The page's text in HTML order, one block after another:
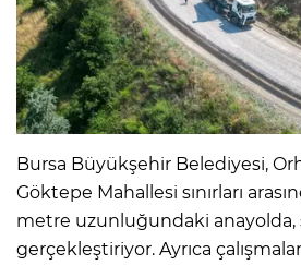
Bursa Büyükşehir Belediyesi,
Göktepe Mahallesi sınırları
metre uzunluğundaki anayolda,
gerçekleştiriyor. Ayrıca